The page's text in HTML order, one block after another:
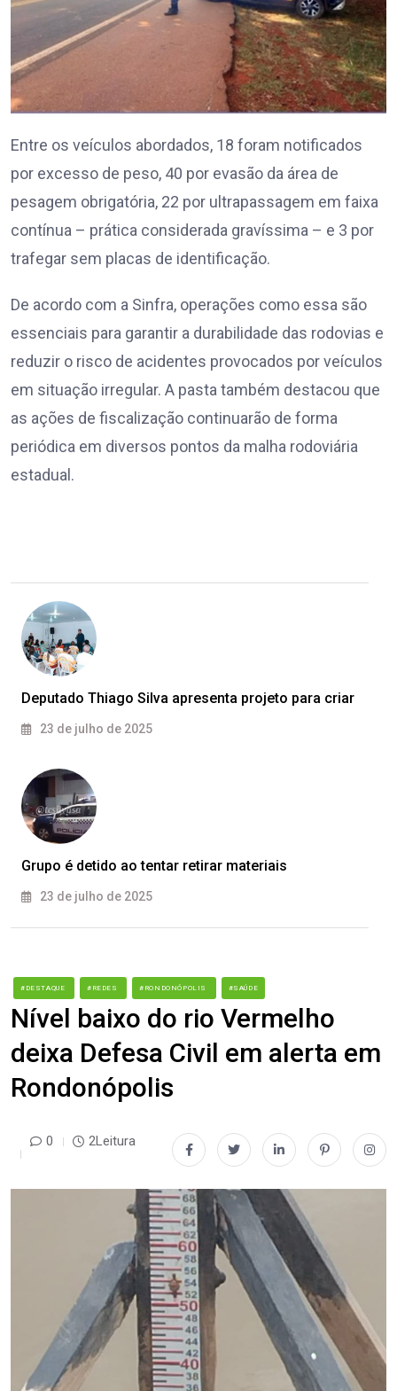
Entre os veículos abordados, 18 foram notificados
por excesso de peso, 40 por evasão da área de
pesagem obrigatória, 22 por ultrapassagem em faixa
contínua – prática considerada gravíssima – e 3 por
trafegar sem placas de identificação.
De acordo com a Sinfra, operações como essa são
essenciais para garantir a durabilidade das rodovias e
reduzir o risco de acidentes provocados por veículos
em situação irregular. A pasta também destacou que
as ações de fiscalização continuarão de forma
periódica em diversos pontos da malha rodoviária
estadual.
Deputado Thiago Silva apresenta projeto para criar
23 de julho de 2025
Grupo é detido ao tentar retirar materiais
23 de julho de 2025
#DESTAQUE #REDES #RONDONÓPOLIS #SAÚDE
Nível baixo do rio Vermelho
deixa Defesa Civil em alerta em
Rondonópolis
0 2Leitura